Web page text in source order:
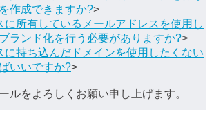
作成できますか?>
に所有しているメールアドレスを使用し
ランド化を行う必要がありますか?>
に持ち込んだドメインを使用したくない
いいですか?>
ルをよろしくお願い申し上げます。